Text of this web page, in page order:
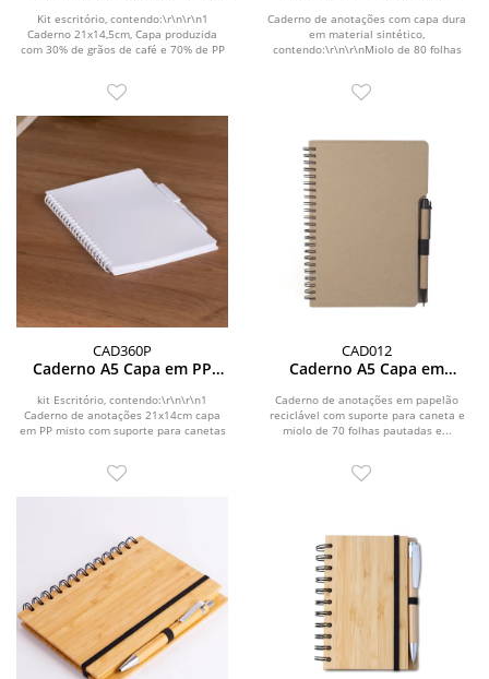
Kit escritório, contendo:\r\n\r\n1
Caderno 21x14,5cm, Capa produzida
com 30% de grãos de café e 70% de PP
Caderno de anotações com capa dura
em material sintético,
contendo:\r\n\r\nMiolo de 80 folhas
CAD360P
Caderno A5 Capa em PP
kit Escritório, contendo:\r\n\r\n1
Caderno de anotações 21x14cm capa
em PP misto com suporte para canetas
CAD012
Caderno A5 Capa em
Caderno de anotações em papelão
reciclável com suporte para caneta e
miolo de 70 folhas pautadas e...